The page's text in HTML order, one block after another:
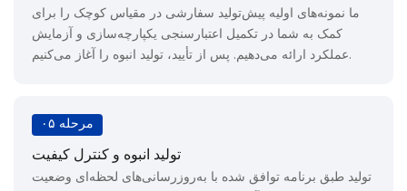
ما نمونه‌های اولیه پیش‌تولید سفارشی در مقیاس کوچک را برای
کمک به شما در تکمیل اعتبارسنجی یکپارچه‌سازی و آزمایش
عملکرد ارائه می‌دهیم. پس از تأیید، تولید انبوه را آغاز می‌کنیم.
مرحله ۰۵
تولید انبوه و کنترل کیفیت
تولید طبق برنامه توافق شده با به‌روزرسانی‌های لحظه‌ای وضعیت